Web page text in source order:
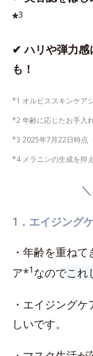
*3
✔ ハリや弾力
も！
*1 オルビススキンケア
*2 年齢に応じたお手入
*3 2025年7月22日時点
*4 メラニンの生成を抑
1．エイジング
・年齢を重ね
ア*1 なのでこれ
・エイジングケ
しいです。